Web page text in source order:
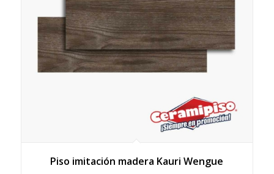
Piso imitación madera Kauri Wengue